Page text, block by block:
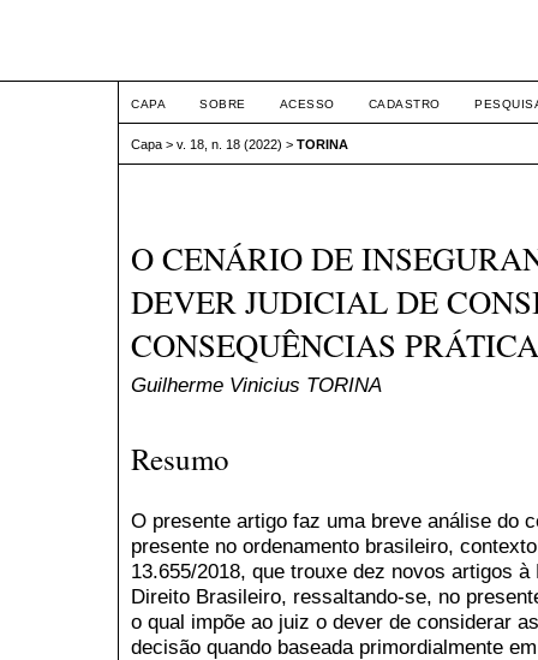
CAPA SOBRE ACESSO CADASTRO
Capa > v. 18, n. 18 (2022) > TORINA
O CENÁRIO DE
DEVER JUDICIAL DE
CONSEQUÊNCIAS
Guilherme Vinicius TORINA
Resumo
O presente artigo faz uma breve análise do
presente no ordenamento brasileiro,
13.655/2018, que trouxe dez novos artigos
Direito Brasileiro, ressaltando-se, no
o qual impõe ao juiz o dever de considerar
decisão quando baseada primordialmente